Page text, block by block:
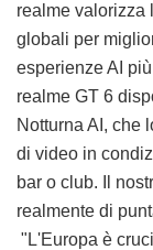
realme valorizza
globali per
esperienze AI
realme GT 6
Notturna AI, che
di video in
bar o club. Il
realmente di
"L'Europa è